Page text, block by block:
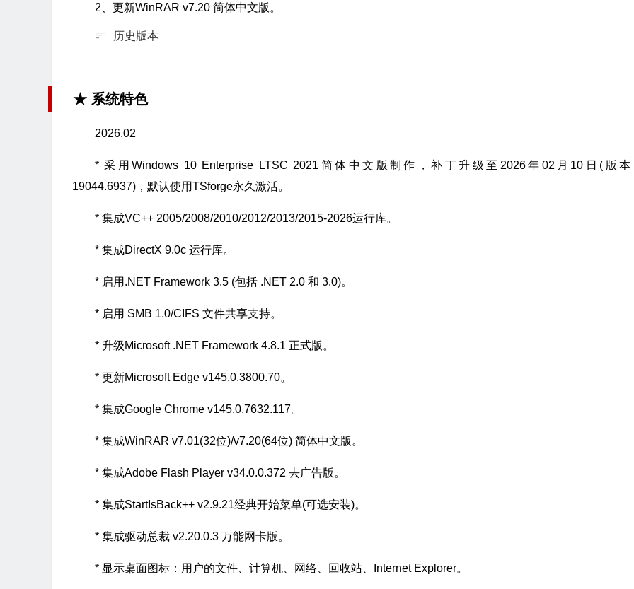
2、更新WinRAR v7.20 简体中文版。
历史版本
★ 系统特色
2026.02
* 采用Windows 10 Enterprise LTSC 2021简体中文版制作，补丁升级至2026年02月10日(版本
19044.6937)，默认使用TSforge永久激活。
* 集成VC++ 2005/2008/2010/2012/2013/2015-2026运行库。
* 集成DirectX 9.0c 运行库。
* 启用.NET Framework 3.5 (包括 .NET 2.0 和 3.0)。
* 启用 SMB 1.0/CIFS 文件共享支持。
* 升级Microsoft .NET Framework 4.8.1 正式版。
* 更新Microsoft Edge v145.0.3800.70。
* 集成Google Chrome v145.0.7632.117。
* 集成WinRAR v7.01(32位)/v7.20(64位) 简体中文版。
* 集成Adobe Flash Player v34.0.0.372 去广告版。
* 集成StartIsBack++ v2.9.21经典开始菜单(可选安装)。
* 集成驱动总裁 v2.20.0.3 万能网卡版。
* 显示桌面图标：用户的文件、计算机、网络、回收站、Internet Explorer。